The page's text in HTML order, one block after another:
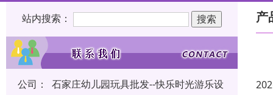
站内搜索：
公司：
石家庄幼儿园玩具批发--快乐时光游乐设
产